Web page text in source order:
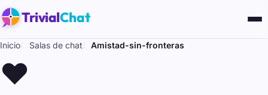
TrivialChat
Inicio Salas de chat Amistad-sin-fronteras
❤️